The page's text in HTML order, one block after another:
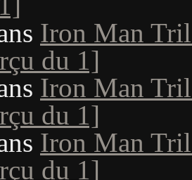
Iron Man
du 1]
Iron Man
du 1]
Iron Man
du 1]